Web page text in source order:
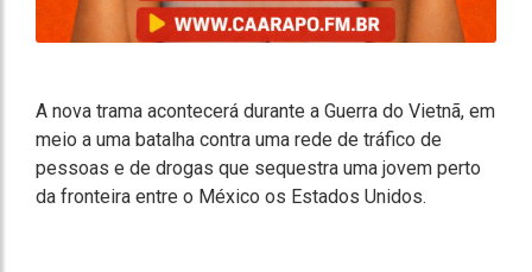
A nova trama acontecerá durante a Guerra do Vietnã, em
meio a uma batalha contra uma rede de tráfico de
pessoas e de drogas que sequestra uma jovem perto
da fronteira entre o México os Estados Unidos.